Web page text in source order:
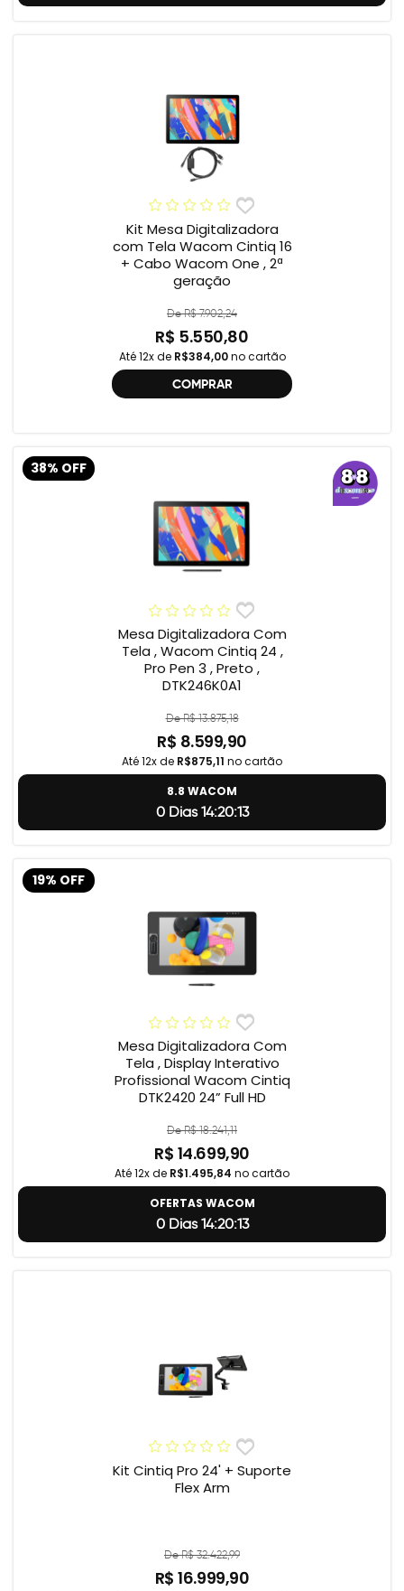
Kit Mesa Digitalizadora
com Tela Wacom Cintiq 16
+ Cabo Wacom One , 2ª
geração
De R$ 7.902,24
R$ 5.550,80
Até 12x de R$384,00no cartão
COMPRAR
38% OFF
Mesa Digitalizadora Com
Tela , Wacom Cintiq 24 ,
Pro Pen 3 , Preto ,
DTK246K0A1
De R$ 13.875,18
R$ 8.599,90
Até 12x de R$875,11 no cartão
8.8 WACOM
0 Dias 14:20:12
19% OFF
Mesa Digitalizadora Com
Tela , Display Interativo
Profissional Wacom Cintiq
DTK2420 24” Full HD
De R$ 18.241,11
R$ 14.699,90
Até 12x de R$1.495,84 no cartão
OFERTAS WACOM
0 Dias 14:20:12
Kit Cintiq Pro 24' + Suporte
Flex Arm
De R$ 32.422,99
R$ 16.999,90